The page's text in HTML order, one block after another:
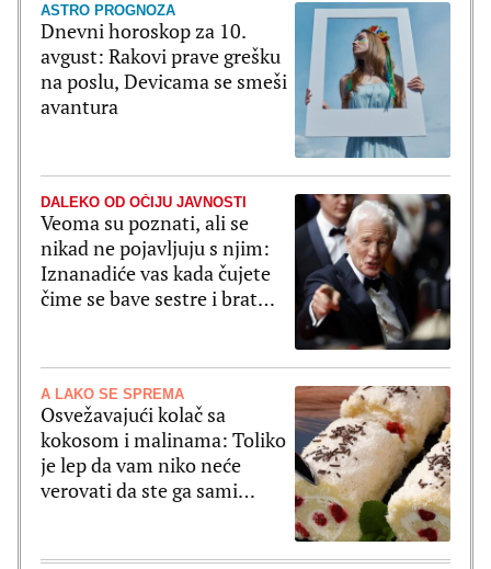
ASTRO PROGNOZA
Dnevni horoskop za 10.
avgust: Rakovi prave grešku
na poslu, Devicama se smeši
avantura
DALEKO OD OČIJU JAVNOSTI
Veoma su poznati, ali se
nikad ne pojavljuju s njim:
Iznanadiće vas kada čujete
čime se bave sestre i brat
A LAKO SE SPREMA
Osvežavajući kolač sa
kokosom i malinama: Toliko
je lep da vam niko neće
verovati da ste ga sami